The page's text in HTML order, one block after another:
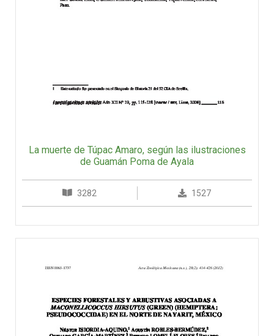
La muerte de Túpac Amaro, según las ilustraciones
de Guamán Poma de Ayala
3282 1527